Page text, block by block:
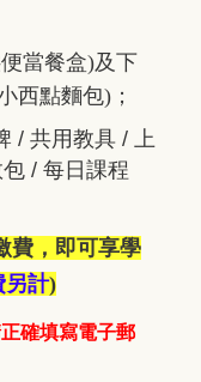
當餐盒)及下
西點麵包)；
/ 共用教具 / 上
/ 每日課程
費，即可享學
另計)
確填寫電子郵